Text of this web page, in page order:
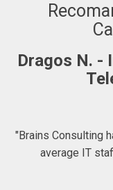
Dragos N. -
"Brains Consulting
average IT